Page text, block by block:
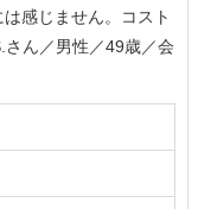
感じません。コスト
ん／男性／49歳／会